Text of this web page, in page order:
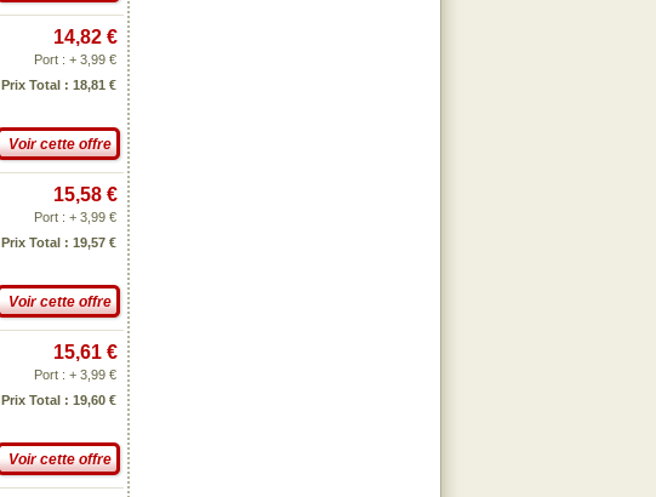
14,82 €
Port : + 3,99 €
Prix Total : 18,81 €
Voir cette offre
15,58 €
Port : + 3,99 €
Prix Total : 19,57 €
Voir cette offre
15,61 €
Port : + 3,99 €
Prix Total : 19,60 €
Voir cette offre